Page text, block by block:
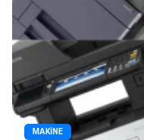
MAKINE